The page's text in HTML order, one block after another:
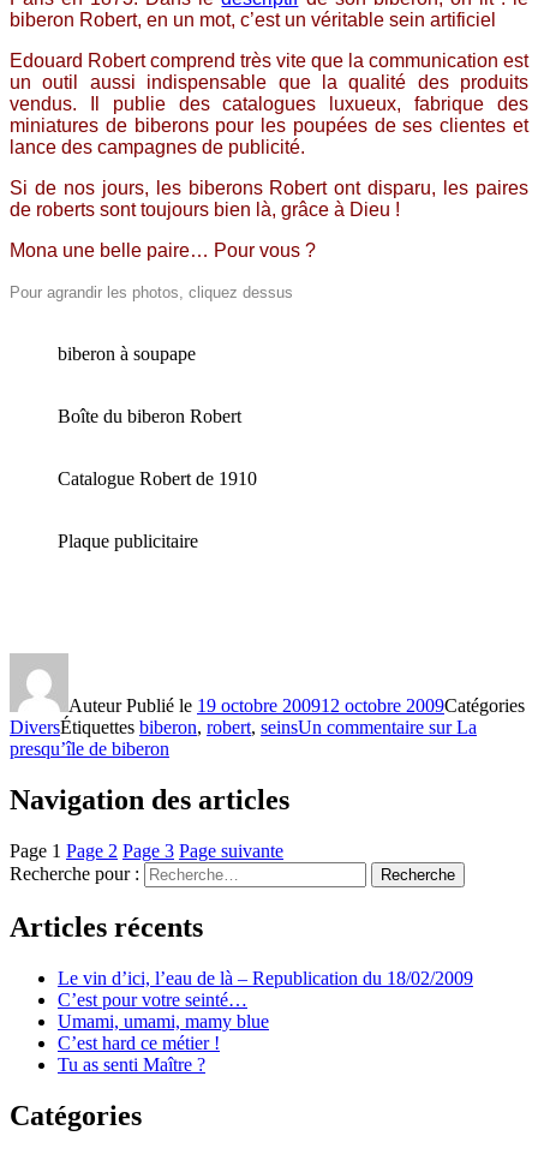
biberon Robert, en un mot, c’est un véritable sein artificiel
Edouard Robert comprend très vite que la communication est
un outil aussi indispensable que la qualité des produits
vendus. Il publie des catalogues luxueux, fabrique des
miniatures de biberons pour les poupées de ses clientes et
lance des campagnes de publicité.
Si de nos jours, les biberons Robert ont disparu, les paires
de roberts sont toujours bien là, grâce à Dieu !
Mona une belle paire… Pour vous ?
Pour agrandir les photos, cliquez dessus
biberon à soupape
Boîte du biberon Robert
Catalogue Robert de 1910
Plaque publicitaire
AuteurPublié le 19 octobre 200912 octobre 2009Catégories
DiversÉtiquettes biberon, robert, seinsUn commentaire sur La
presqu’île de biberon
Navigation des articles
Page 1 Page 2 Page 3 Page suivante
Recherche pour :
Recherche
Articles récents
Le vin d’ici, l’eau de là – Republication du 18/02/2009
C’est pour votre seinté…
Umami, umami, mamy blue
C’est hard ce métier !
Tu as senti Maître ?
Catégories